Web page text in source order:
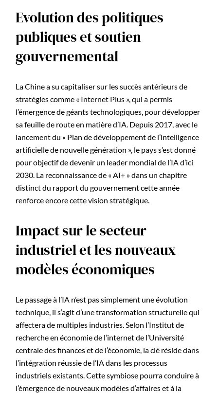
Evolution des politiques
publiques et soutien
gouvernemental
La Chine a su capitaliser sur les succès antérieurs de
stratégies comme « Internet Plus », qui a permis
l’émergence de géants technologiques, pour développer
sa feuille de route en matière d’IA. Depuis 2017, avec le
lancement du « Plan de développement de l’intelligence
artificielle de nouvelle génération », le pays s’est donné
pour objectif de devenir un leader mondial de l’IA d’ici
2030. La reconnaissance de « AI+ » dans un chapitre
distinct du rapport du gouvernement cette année
renforce encore cette vision stratégique.
Impact sur le secteur
industriel et les nouveaux
modèles économiques
Le passage à l’IA n’est pas simplement une évolution
technique, il s’agit d’une transformation structurelle qui
affectera de multiples industries. Selon l’Institut de
recherche en économie de l’internet de l’Université
centrale des finances et de l’économie, la clé réside dans
l’intégration réussie de l’IA dans les processus
industriels existants. Cette symbiose pourra conduire à
l’émergence de nouveaux modèles d’affaires et à la